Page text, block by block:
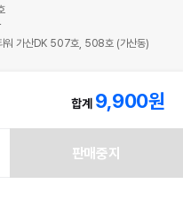
합계 9,900원
판매중지
워 가산DK 507호, 508호 (가산동)